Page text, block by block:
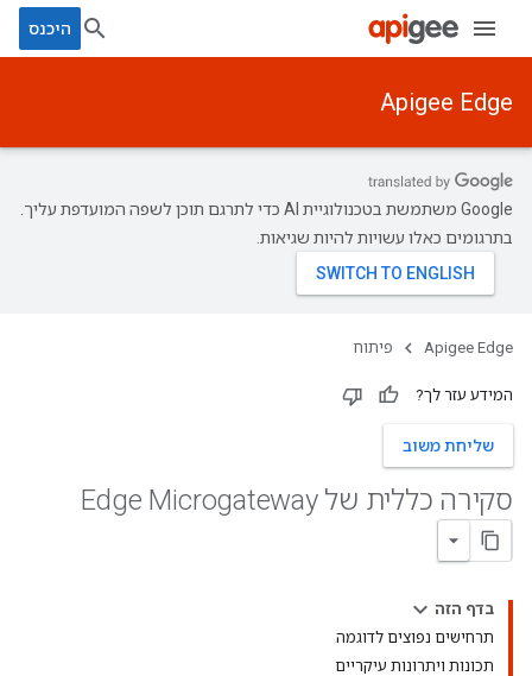
היכנס
Apigee Edge
‫Google משתמשת בטכנולוגיית AI כדי לתרגם תוכן לשפה המועדפת עליך.
בתרגומים כאלו עשויות להיות שגיאות.
Apigee Edge פיתוח
המידע עזר לך?
שליחת משוב
סקירה כללית של Edge Microgateway
בדף הזה
תרחישים נפוצים לדוגמה
תכונות ויתרונות עיקריים